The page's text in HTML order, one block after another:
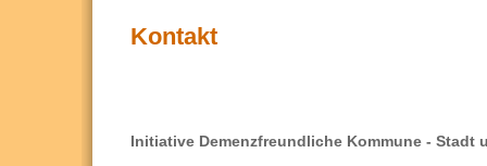
Kontakt
Initiative Demenzfreundliche Kommune - Stadt